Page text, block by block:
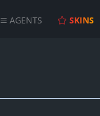
AGENTS SKINS